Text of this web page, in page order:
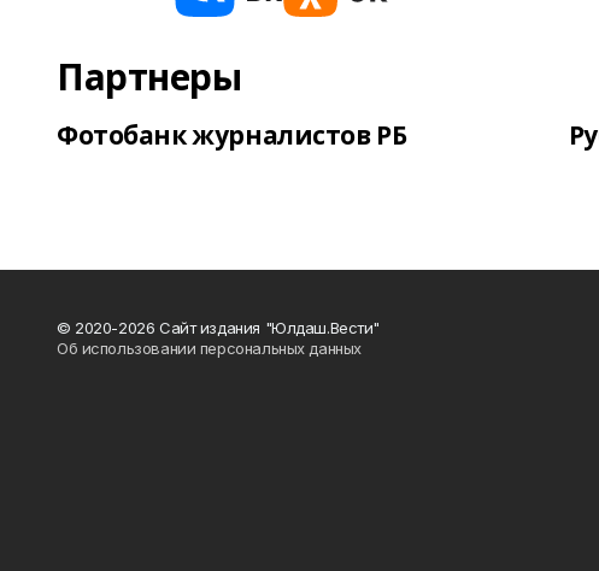
Партнеры
Фотобанк журналистов РБ
© 2020-2026 Сайт издания "Юлдаш.Вести"
Об использовании персональных данных